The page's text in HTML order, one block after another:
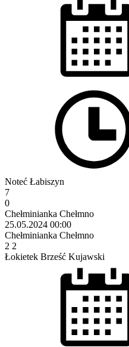
Noteć Łabiszyn
7
0
Chełminianka Chełmno
25.05.2024 00:00
Chełminianka Chełmno
2 2
Łokietek Brześć Kujawski